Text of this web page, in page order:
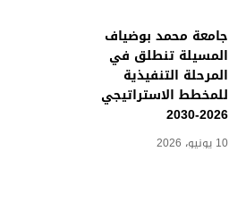
جامعة محمد بوضياف
المسيلة تنطلق في
المرحلة التنفيذية
للمخطط الاستراتيجي
2026-2030
10 يونيو، 2026